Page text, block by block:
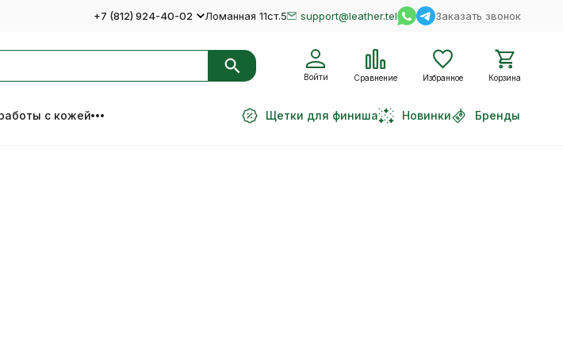
+7 (812) 924-40-02 Ломанная 11ст.5 support@leather.tel Заказать звонок
Войти Сравнение Избранное Корзина
с кожей Щетки для финиша Новинки Бренды